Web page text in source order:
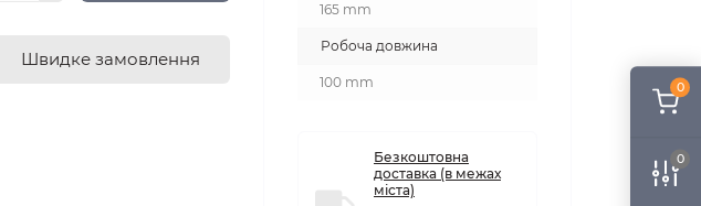
0
0
Швидке замовлення
165 mm
Робоча довжина
100 mm
Безкоштовна
доставка (в межах
міста)